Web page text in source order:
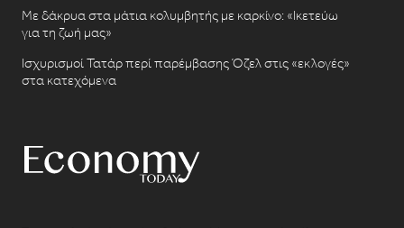
Με δάκρυα στα μάτια κολυμβητής με καρκίνο: «Ικετεύω
για τη ζωή μας»
Ισχυρισμοί Τατάρ περί παρέμβασης Όζελ στις «εκλογές»
στα κατεχόμενα